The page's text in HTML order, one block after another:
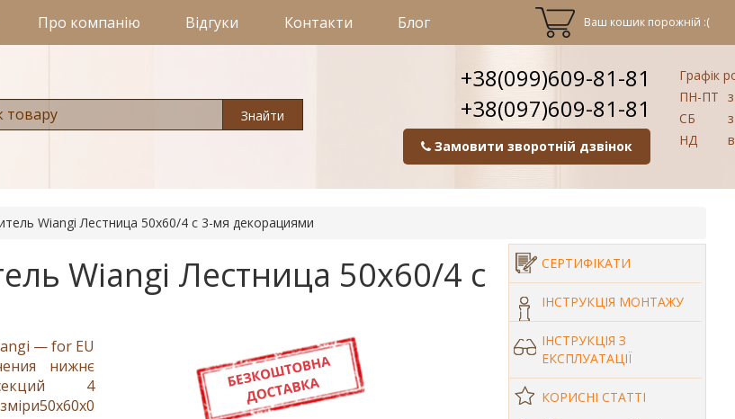
Про компанію Відгуки Контакти Блог Ваш кошик порожній :(
Знайти
+38(099)609-81-81
+38(097)609-81-81
Замовити зворотній дзвінок
Графік
ПН-ПТ
СБ
НД
Wiangi Лестница 50х60/4 с 3-мя декорациями
Wiangi Лестница 50х60/4 с
— for EU
нижнє
4
50x60x0
СЕРТИФІКАТИ
ІНСТРУКЦІЯ МОНТАЖУ
ІНСТРУКЦІЯ З
ЕКСПЛУАТАЦІЇ
КОРИСНІ СТАТТІ